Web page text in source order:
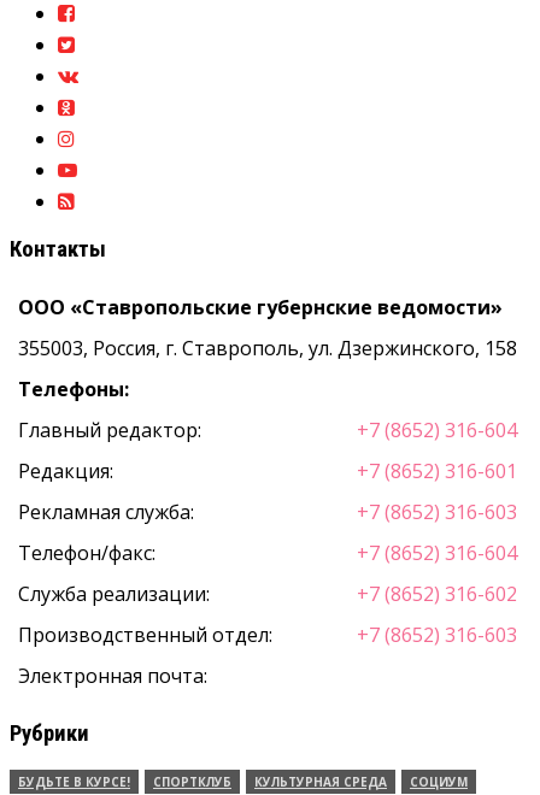
Контакты
ООО «Ставропольские губернские ведомости»
355003, Россия, г. Ставрополь, ул. Дзержинского, 158
Телефоны:
Главный редактор:
+7 (8652) 316-604
Редакция:
+7 (8652) 316-601
Рекламная служба:
+7 (8652) 316-603
Телефон/факс:
+7 (8652) 316-604
Служба реализации:
+7 (8652) 316-602
Производственный отдел:
+7 (8652) 316-603
Электронная почта:
Рубрики
БУДЬТЕ В КУРСЕ! СПОРТКЛУБ КУЛЬТУРНАЯ СРЕДА СОЦИУМ